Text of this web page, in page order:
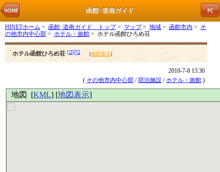
函館･道南ガイド
HINETホーム > 函館･道南ガイド トップ> マップ> 地域 > 函館市内 > そ
の他市内中心部 > ホテル・旅館 > ホテル函館ひろめ荘
ホテル函館ひろめ荘 [地図表示]
2010-7-8 13:30
( その他市内中心部 /宿泊施設 /ホテル・旅館 )
地図 [KML] [地図表示]